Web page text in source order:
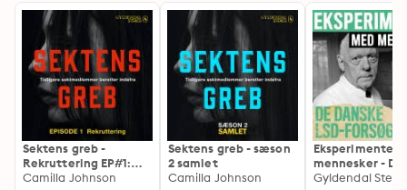
Sektens greb -
Rekruttering EP#1:
Tidligere
Camilla Johnson
Sektens greb - sæson
2 samlet
Camilla Johnson
Eksperimenter
mennesker - De
danske LSD
Gyldendal